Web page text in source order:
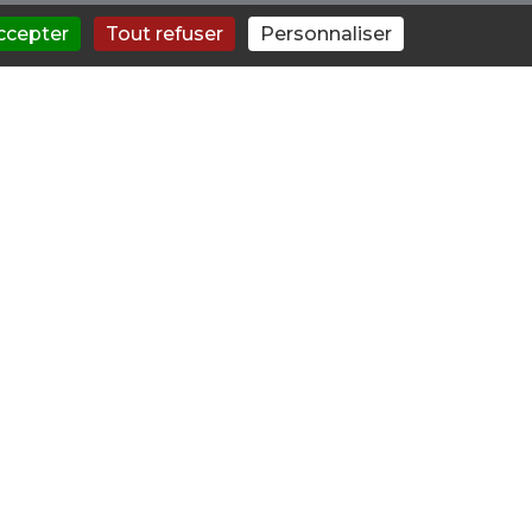
de conseils, n'hésitez pas à
Tout refuser Personnaliser